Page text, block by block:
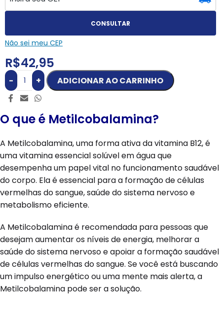
CONSULTAR
Não sei meu CEP
R$42,95
- + ADICIONAR AO CARRINHO
O que é Metilcobalamina?
A Metilcobalamina, uma forma ativa da vitamina B12, é
uma vitamina essencial solúvel em água que
desempenha um papel vital no funcionamento saudável
do corpo. Ela é essencial para a formação de células
vermelhas do sangue, saúde do sistema nervoso e
metabolismo eficiente.
A Metilcobalamina é recomendada para pessoas que
desejam aumentar os níveis de energia, melhorar a
saúde do sistema nervoso e apoiar a formação saudável
de células vermelhas do sangue. Se você está buscando
um impulso energético ou uma mente mais alerta, a
Metilcobalamina pode ser a solução.